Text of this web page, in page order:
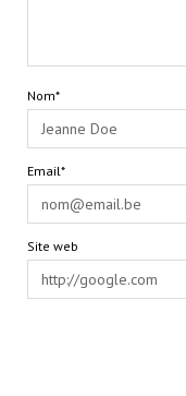
Nom*
Email*
Site web